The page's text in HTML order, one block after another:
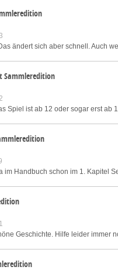
ändert sich aber schnell. Auch
Sammleredition
Spiel ist ab 12 oder sogar erst
im Handbuch schon im 1. Kapitel
Geschichte. Hilfe leider immer